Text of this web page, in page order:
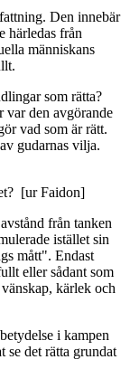
Den innebär
härledas från
människans
som rätta?
var den avgörande
vad som är rätt.
gudarnas vilja.
[ur Faidon]
från tanken
istället sin
mått". Endast
eller sådant som
kärlek och
i kampen
se det rätta grundat